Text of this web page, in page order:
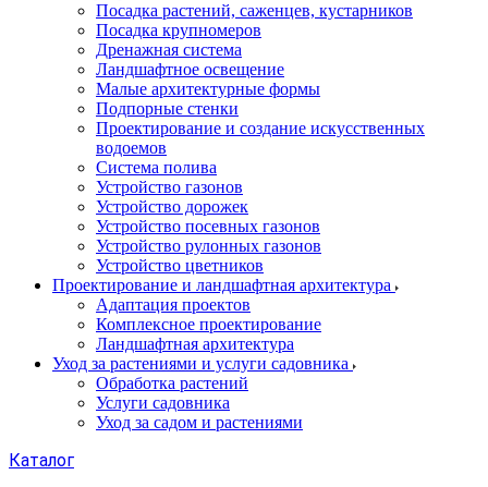
Посадка растений, саженцев, кустарников
Посадка крупномеров
Дренажная система
Ландшафтное освещение
Малые архитектурные формы
Подпорные стенки
Проектирование и создание искусственных
водоемов
Система полива
Устройство газонов
Устройство дорожек
Устройство посевных газонов
Устройство рулонных газонов
Устройство цветников
Проектирование и ландшафтная архитектура
Адаптация проектов
Комплексное проектирование
Ландшафтная архитектура
Уход за растениями и услуги садовника
Обработка растений
Услуги садовника
Уход за садом и растениями
Каталог